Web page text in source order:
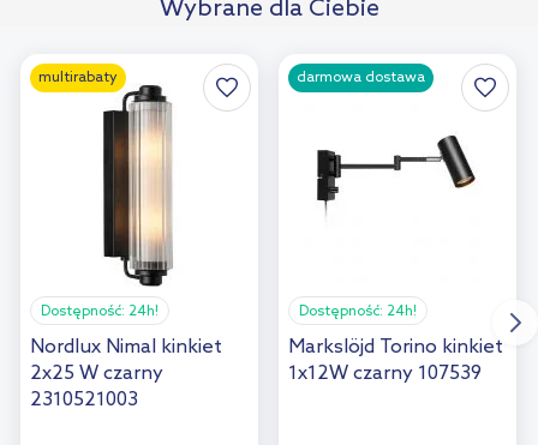
Wybrane dla Ciebie
multirabaty
Dostępność: 24h!
Nordlux Nimal kinkiet
2x25 W czarny
2310521003
darmowa dostawa
Dostępność: 24h!
Markslöjd Torino kinkiet
1x12W czarny 107539